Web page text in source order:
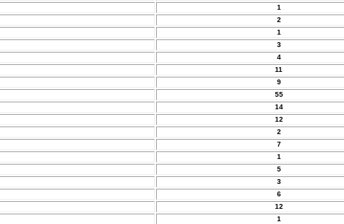
1
2
1
3
4
11
9
55
14
12
2
7
1
5
3
6
12
1